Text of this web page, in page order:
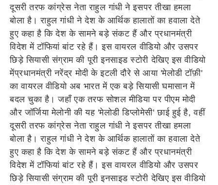
दूसरी तरफ कांग्रेस नेता राहुल गांधी ने इसपर तीखा हमला
बोला है। राहुल गांधी ने देश के आर्थिक हालातों का हवाला देते
हुए कहा है कि देश के सामने बड़े संकट हैं और प्रधानमंत्री
विदेश में टॉफियां बांट रहे हैं। इस वायरल वीडियो और उसपर
छिड़े सियासी संग्राम की पूरी इनसाइड स्टोरी देखिए इस वीडियो
मेंप्रधानमंत्री नरेंद्र मोदी के इटली दौरे से आया 'मेलोडी टॉफ़ी'
का वायरल वीडियो अब भारत में एक बड़े सियासी घमासान में
बदल चुका है। जहाँ एक तरफ सोशल मीडिया पर पीएम मोदी
और जॉर्जिया मेलोनी की यह 'मेलोडी डिप्लोमेसी' छाई हुई है, वहीं
दूसरी तरफ कांग्रेस नेता राहुल गांधी ने इसपर तीखा हमला
बोला है। राहुल गांधी ने देश के आर्थिक हालातों का हवाला देते
हुए कहा है कि देश के सामने बड़े संकट हैं और प्रधानमंत्री
विदेश में टॉफियां बांट रहे हैं। इस वायरल वीडियो और उसपर
छिड़े सियासी संग्राम की पूरी इनसाइड स्टोरी देखिए इस वीडियो